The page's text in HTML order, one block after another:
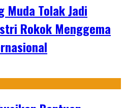
Muda Tolak Jadi
Rokok Menggema